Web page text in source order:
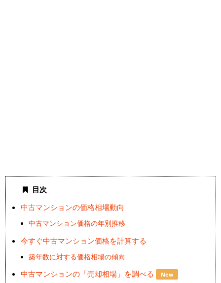
目次
中古マンションの価格相場動向
中古マンション価格の年別推移
今すぐ中古マンション価格を計算する
築年数に対する価格相場の傾向
中古マンションの「売却相場」を調べる New